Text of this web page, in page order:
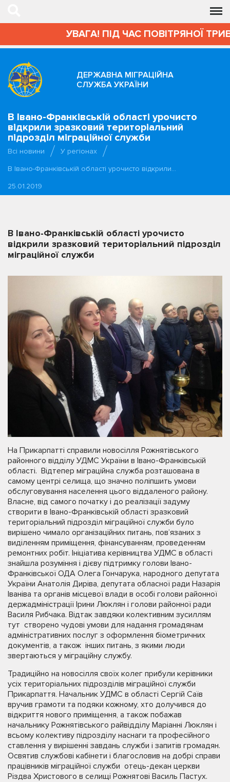
УВАГА! ПІД ЧАС ПОВІТРЯНОЇ
ДЕРЖАВНА МІГРАЦІЙНА
СЛУЖБА УКРАЇНИ
В Івано-Франківській області урочисто
відкрили зразковий територіальний
підрозділ міграційної служби
Всі новини
У регіонах
В Івано-Франківській області урочисто відкрили…
25.01.2019
В Івано-Франківській області урочисто
відкрили зразковий територіальний підрозділ
міграційної служби
На Прикарпатті справили новосілля Рожнятівського
районного відділу УДМС України в Івано-Франківській
області. Відтепер міграційна служба розташована в
самому центрі селища, що значно поліпшить умови
обслуговування населення цього віддаленого району.
Власне, від самого початку і до реалізації задуму
створити в Івано-Франківській області зразковий
територіальний підрозділ міграційної служби було
вирішено чимало організаційних питань, пов’язаних з
виділенням приміщення, фінансуванням, проведенням
ремонтних робіт. Ініціатива керівництва УДМС в області
знайшла розуміння і дієву підтримку голови Івано-
Франківської ОДА Олега Гончарука, народного депутата
України Анатолія Диріва, депутата обласної ради Назарія
Іваніва та органів місцевої влади в особі голови районної
держадміністрації Ірини Люклян і голови районної ради
Василя Рибчака. Відтак завдяки колективним зусиллям
тут створено чудові умови для надання громадянам
адміністративних послуг з оформлення біометричних
документів, а також інших питань, з якими люди
звертаються у міграційну службу.
Традиційно на новосілля своїх колег прибули керівники
усіх територіальних підрозділів міграційної служби
Прикарпаття. Начальник УДМС в області Сергій Саїв
вручив грамоти та подяки кожному, хто долучився до
відкриття нового приміщення, а також побажав
начальнику Рожнятівського райвідділу Маріанні Люклян і
всьому колективу підрозділу наснаги та професійного
ставлення у вирішенні завдань служби і запитів громадян.
Освятив службові кабінети і благословив на добрі справи
працівників міграційної служби отець-декан церкви
Різдва Христового в селищі Рожнятові Василь Пастух.